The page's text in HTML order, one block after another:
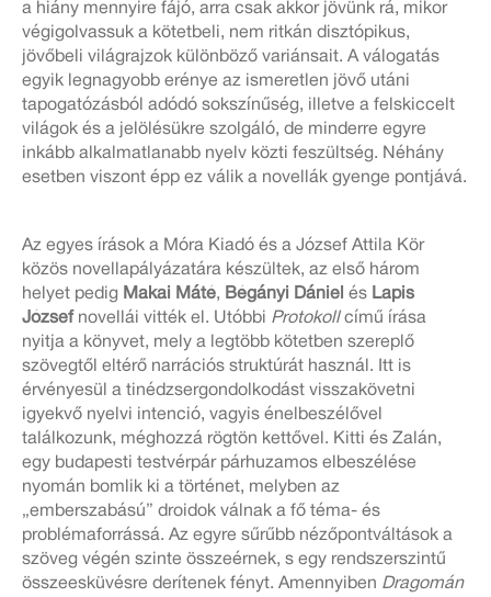
a hiány mennyire fájó, arra csak akkor jövünk rá, mikor
végigolvassuk a kötetbeli, nem ritkán disztópikus,
jövőbeli világrajzok különböző variánsait. A válogatás
egyik legnagyobb erénye az ismeretlen jövő utáni
tapogatózásból adódó sokszínűség, illetve a felskiccelt
világok és a jelölésükre szolgáló, de minderre egyre
inkább alkalmatlanabb nyelv közti feszültség. Néhány
esetben viszont épp ez válik a novellák gyenge pontjává.
Az egyes írások a Móra Kiadó és a József Attila Kör
közös novellapályázatára készültek, az első három
helyet pedig Makai Máté, Bégányi Dániel és Lapis
Józsefnovellái vitték el. Utóbbi Protokollcímű írása
nyitja a könyvet, mely a legtöbb kötetben szereplő
szövegtől eltérő narrációs struktúrát használ. Itt is
érvényesül a tinédzsergondolkodást visszakövetni
igyekvő nyelvi intenció, vagyis énelbeszélővel
találkozunk, méghozzá rögtön kettővel. Kitti és Zalán,
egy budapesti testvérpár párhuzamos elbeszélése
nyomán bomlik ki a történet, melyben az
„emberszabású” droidok válnak a fő téma- és
problémaforrássá. Az egyre sűrűbb nézőpontváltások a
szöveg végén szinte összeérnek, s egy rendszerszintű
összeesküvésre derítenek fényt. Amennyiben Dragomán